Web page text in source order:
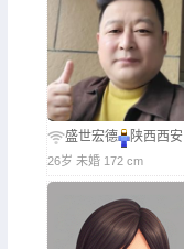
盛世宏德 陕西西安
26岁 未婚 172 cm